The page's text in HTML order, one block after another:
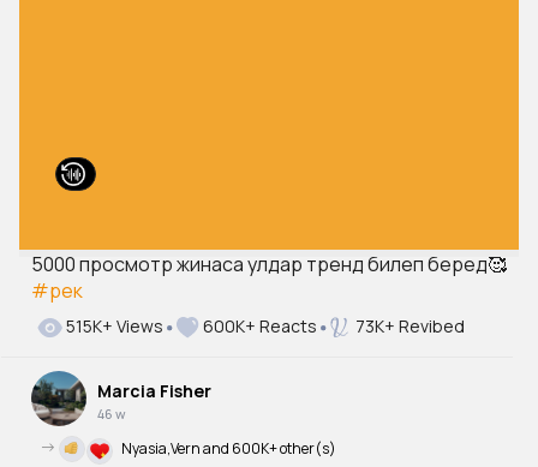
5000 просмотр жинаса улдар тренд билеп беред🥰
#рек
515K+ Views 600K+ Reacts 73K+ Revibed
Marcia Fisher
46 w
-> Nyasia,Vern and 600K+ other(s)